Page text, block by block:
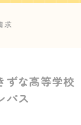
求
ずな高等学校
パス